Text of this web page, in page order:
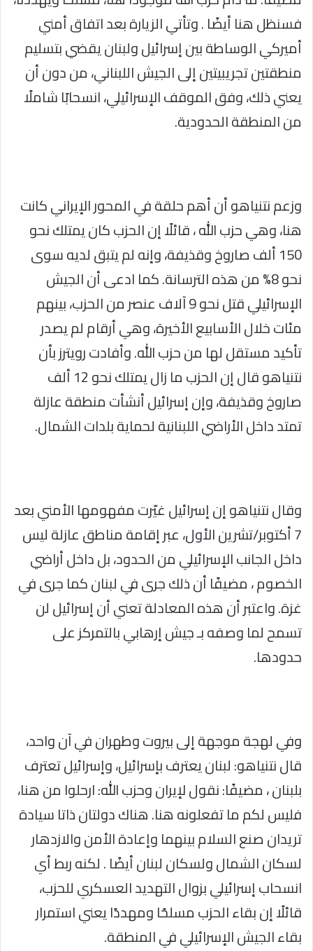
فسنظل هنا أيضًا . وتأتي الزيارة بعد اتفاق أمني
أميركي الوساطة بين إسرائيل ولبنان يقضي بتسليم
منطقتين تجريبيتين إلى الجيش اللبناني، من دون أن
يعني ذلك، وفق الموقف الإسرائيلي، انسحابًا شاملًا
من المنطقة الحدودية.
وزعم نتنياهو أن أهم حلقة في المحور الإيراني كانت
هنا، وهي حزب الله ، قائلًا إن الحزب كان يمتلك نحو
150 ألف صاروخ وقذيفة، وإنه لم يتبق لديه سوى
نحو 8% من هذه الترسانة. كما ادعى أن الجيش
الإسرائيلي قتل نحو 9 آلاف عنصر من الحزب، بينهم
مئات خلال الأسابيع الأخيرة، وهي أرقام لم يصدر
تأكيد مستقل لها من حزب الله. وأفادت رويترز بأن
نتنياهو قال إن الحزب ما زال يمتلك نحو 12 ألف
صاروخ وقذيفة، وإن إسرائيل أنشأت منطقة عازلة
تمتد داخل الأراضي اللبنانية لحماية بلدات الشمال.
وقال نتنياهو إن إسرائيل غيّرت مفهومها الأمني بعد
7 أكتوبر/تشرين الأول، عبر إقامة مناطق عازلة ليس
داخل الجانب الإسرائيلي من الحدود، بل داخل أراضي
الخصوم ، مضيفًا أن ذلك جرى في لبنان كما جرى في
غزة. واعتبر أن هذه المعادلة تعني أن إسرائيل لن
تسمح لما وصفه بـ جيش إرهابي بالتمركز على
حدودها.
وفي لهجة موجهة إلى بيروت وطهران في آن واحد،
قال نتنياهو: لبنان يعترف بإسرائيل، وإسرائيل تعترف
بلبنان ، مضيفًا: نقول لإيران وحزب الله: ارحلوا من هنا،
فليس لكم ما تفعلونه هنا. هناك دولتان ذاتا سيادة
تريدان صنع السلام بينهما وإعادة الأمن والازدهار
لسكان الشمال ولسكان لبنان أيضًا . لكنه ربط أي
انسحاب إسرائيلي بزوال التهديد العسكري للحزب،
قائلًا إن بقاء الحزب مسلحًا ومهددًا يعني استمرار
بقاء الجيش الإسرائيلي في المنطقة.